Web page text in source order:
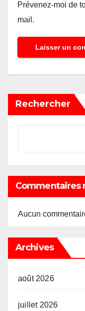
Prévenez-moi de
mail.
Rechercher
Commentaires
Aucun
Archives
août 2026
juillet 2026